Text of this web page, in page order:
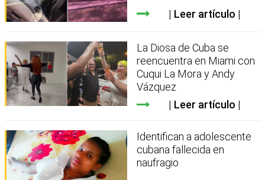
Leer artículo
La Diosa de Cuba se
reencuentra en Miami con
Cuqui La Mora y Andy
Vázquez
Leer artículo
Identifican a adolescente
cubana fallecida en
naufragio